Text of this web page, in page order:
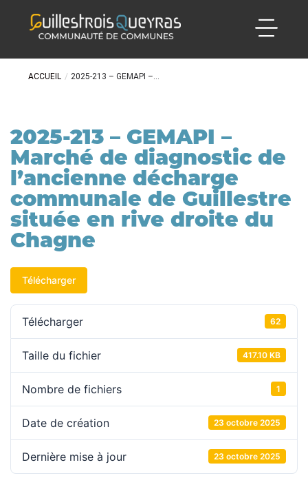
ACCUEIL / 2025-213 – GEMAPI –...
2025-213 – GEMAPI –
Marché de diagnostic de
l’ancienne décharge
communale de Guillestre
située en rive droite du
Chagne
Télécharger
Télécharger 62
Taille du fichier 417.10 KB
Nombre de fichiers 1
Date de création 23 octobre 2025
Dernière mise à jour 23 octobre 2025